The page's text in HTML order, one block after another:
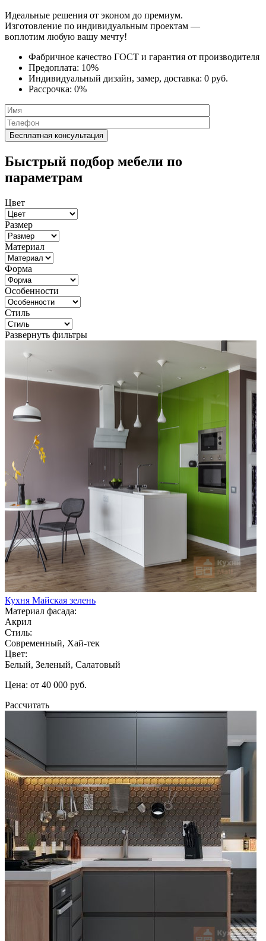
Идеальные решения от эконом до премиум.
Изготовление по индивидуальным проектам —
воплотим любую вашу мечту!
Фабричное качество ГОСТ и гарантия от производителя
Предоплата: 10%
Индивидуальный дизайн, замер, доставка: 0 руб.
Рассрочка: 0%
Быстрый подбор мебели по
параметрам
Цвет
Размер
Материал
Форма
Особенности
Стиль
Развернуть фильтры
Кухня Майская зелень
Материал фасада:
Акрил
Стиль:
Современный, Хай-тек
Цвет:
Белый, Зеленый, Салатовый
Цена: от 40 000 руб.
Рассчитать